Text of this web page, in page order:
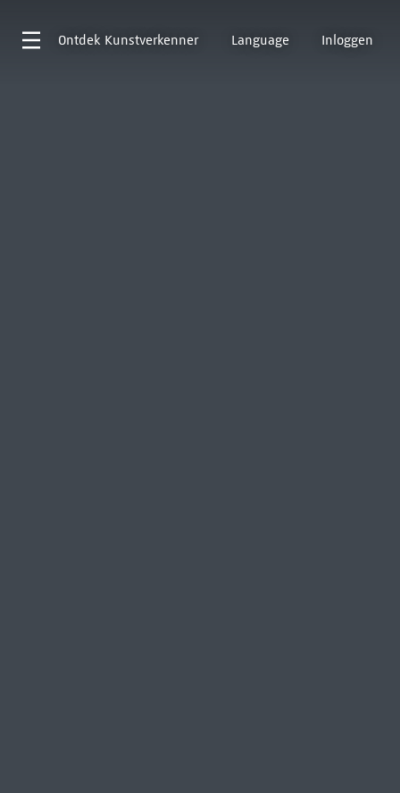
Ontdek Kunstverkenner Language Inloggen